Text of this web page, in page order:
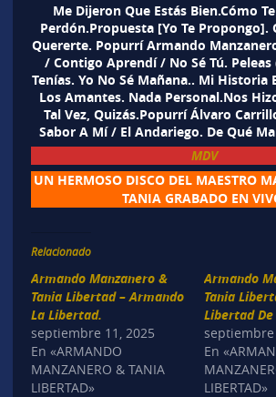
Me Dijeron Que Estás Bien.Cómo
Perdón.Propuesta [Yo Te Propongo].
Quererte. Popurrí Armando
/ Contigo Aprendí / No Sé Tú. Peleas
Tenías. Yo No Sé Mañana.. Mi Historia
Los Amantes. Nada Personal.Nos
Tal Vez, Quizás.Popurrí Álvaro
Sabor A Mí / El Andariego. De Qué
MDV
UN HERMOSO DISCO DEL MAESTRO
TANIA GRABADO EN
Relacionado
Armando Manzanero &
Tania Libertad – Armando
La Libertad.
septiembre 11, 2025
En «ARMANDO
MANZANERO & TANIA
LIBERTAD»
Armando
Tania
Libertad
septiembre
En
LIBERTAD»